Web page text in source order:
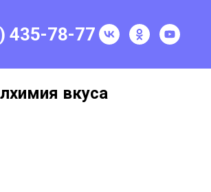
435-78-77
вкуса